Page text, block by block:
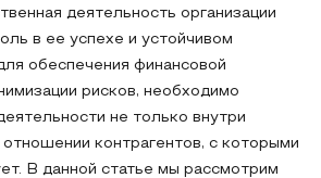
деятельность организации
в ее успехе и устойчивом
обеспечения финансовой
рисков, необходимо
не только внутри
отношении контрагентов, с которыми
В данной статье мы рассмотрим